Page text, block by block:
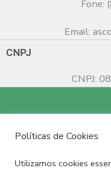
Fone:
Email:
CNPJ
CNPJ:
Políticas de Cookies
Utilizamos cookies